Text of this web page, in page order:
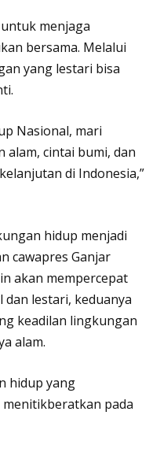
menjaga
bersama. Melalui
yang lestari bisa
Nasional, mari
alam, cintai bumi, dan
di Indonesia,”
hidup menjadi
cawapres Ganjar
akan mempercepat
lestari, keduanya
keadilan lingkungan
alam.
hidup yang
pada